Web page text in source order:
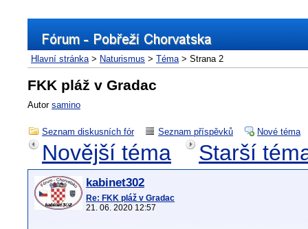
Hlavní stránka> Naturismus > Téma> Strana 2
FKK pláž v Gradac
Autor samino
Seznam diskusních fór Seznam příspěvků Nové téma
Novější téma Starší
kabinet302
Re: FKK pláž v Gradac
21. 06. 2020 12:57